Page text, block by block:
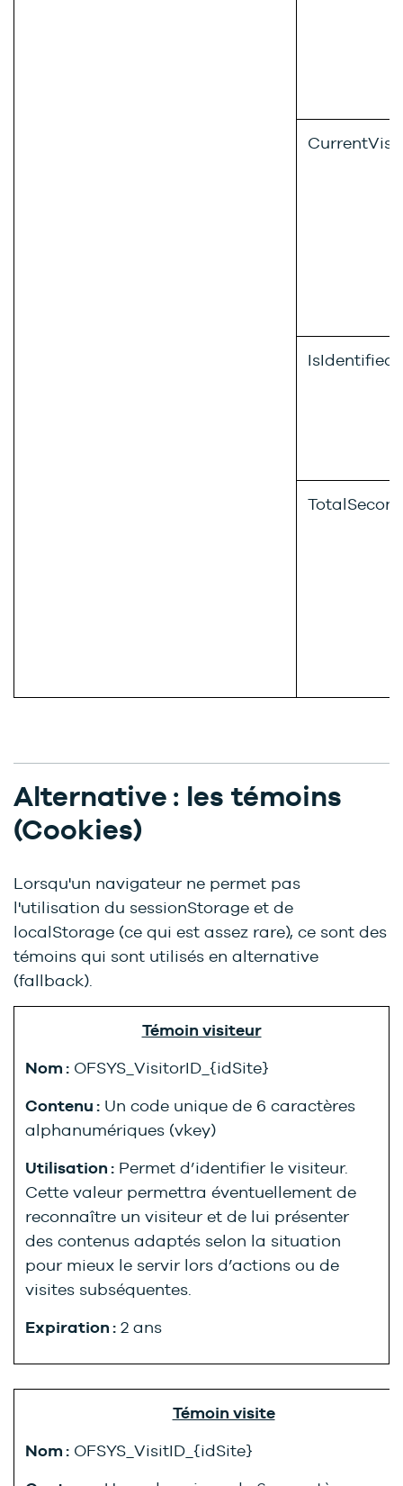
IsIdentified
Alternative : les témoins
(Cookies)
Lorsqu'un navigateur ne permet pas
l'utilisation du sessionStorage et de
localStorage (ce qui est assez rare), ce sont des
témoins qui sont utilisés en alternative
(fallback).
Témoin visiteur
Nom : OFSYS_VisitorID_{idSite}
Contenu : Un code unique de 6 caractères
alphanumériques (vkey)
Utilisation : Permet d’identifier le visiteur.
Cette valeur permettra éventuellement de
reconnaître un visiteur et de lui présenter
des contenus adaptés selon la situation
pour mieux le servir lors d’actions ou de
visites subséquentes.
Expiration : 2 ans
Témoin visite
Nom : OFSYS_VisitID_{idSite}